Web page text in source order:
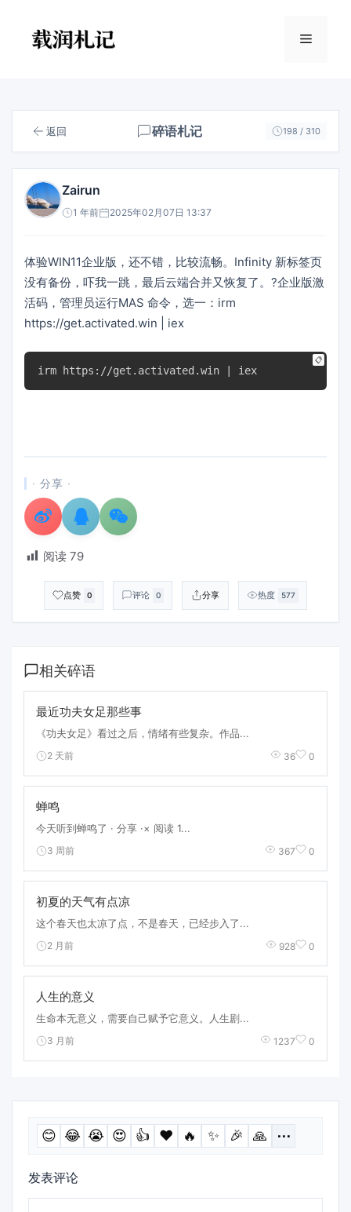
菜
返回 碎语札记 198 / 310
Zairun
1 年前 2025年02月07日 13:37
体验WIN11企业版，还不错，比较流畅。Infinity 新标签页
没有备份，吓我一跳，最后云端合并又恢复了。?企业版激
活码，管理员运行MAS 命令，选一：irm
https://get.activated.win | iex
📋
irm https://get.activated.win | iex
· 分享 ·
阅读 79
点赞 0 评论 0 分享 热度 577
相关碎语
最近功夫女足那些事
《功夫女足》看过之后，情绪有些复杂。作品...
2 天前 36 0
蝉鸣
今天听到蝉鸣了 · 分享 ·× 阅读 1...
3 周前 367 0
初夏的天气有点凉
这个春天也太凉了点，不是春天，已经步入了...
2 月前 928 0
人生的意义
生命本无意义，需要自己赋予它意义。人生剧...
3 月前 1237 0
😊 😂 😭 😍 👍 ❤️ 🔥 ✨ 🎉 🙏 ⋯
发表评论